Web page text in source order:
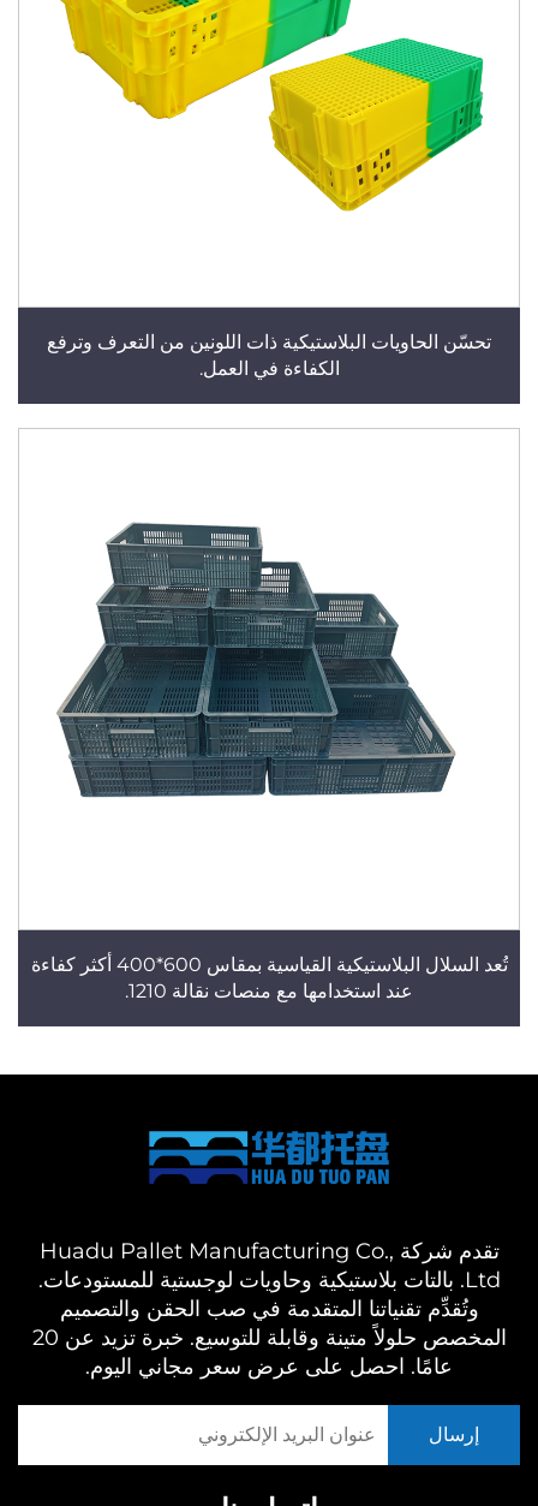
تحسّن الحاويات البلاستيكية ذات اللونين من التعرف وترفع
الكفاءة في العمل.
تُعد السلال البلاستيكية القياسية بمقاس 600*400 أكثر كفاءة
عند استخدامها مع منصات نقالة 1210.
تقدم شركة Huadu Pallet Manufacturing Co.,
Ltd. بالتات بلاستيكية وحاويات لوجستية للمستودعات.
وتُقدِّم تقنياتنا المتقدمة في صب الحقن والتصميم
المخصص حلولاً متينة وقابلة للتوسيع. خبرة تزيد عن 20
عامًا. احصل على عرض سعر مجاني اليوم.